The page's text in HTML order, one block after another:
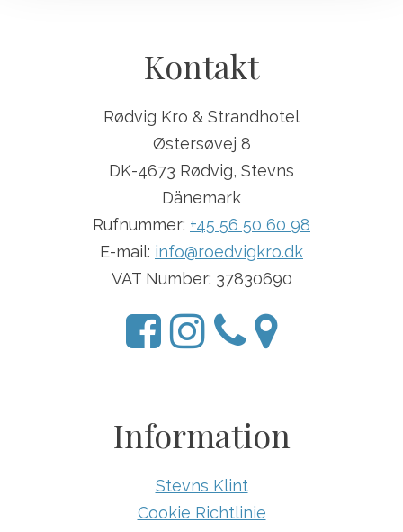
Kontakt
Rødvig Kro & Strandhotel
Østersøvej 8
DK-4673 Rødvig, Stevns
Dänemark
Rufnummer: +45 56 50 60 98
E-mail: info@roedvigkro.dk
VAT Number: 37830690
Information
Stevns Klint
Cookie Richtlinie